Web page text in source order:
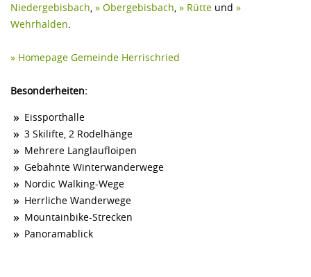
BESIEDLUNG
GEOLOGIE
FAMILIE
GEWERBE
Niedergebisbach, » Obergebisbach, » Rütte und »
Wehrhalden.
» Homepage Gemeinde Herrischried
Besonderheiten:
Eissporthalle
3 Skilifte, 2 Rodelhänge
Mehrere Langlaufloipen
Gebahnte Winterwanderwege
Nordic Walking-Wege
Herrliche Wanderwege
Mountainbike-Strecken
Panoramablick